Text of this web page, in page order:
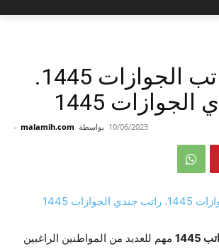
جدول رواتب الجوازات 1445.
1445
بواسطة malamih.com
- 10/06/2023
مهم للعديد من المواطنين الراغبين